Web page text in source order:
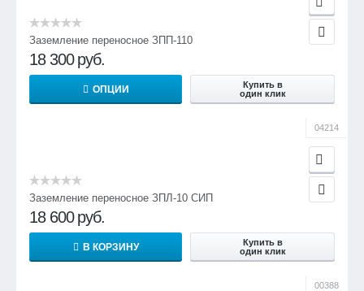
Заземление переносное ЗПП-110
18 300 руб.
ОПЦИИ
Купить в
один клик
04214
Заземление переносное ЗПЛ-10 СИП
18 600 руб.
В КОРЗИНУ
Купить в
один клик
00388